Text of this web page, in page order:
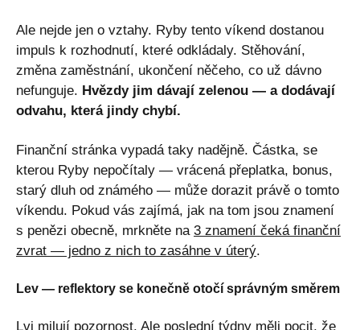
Ale nejde jen o vztahy. Ryby tento víkend dostanou
impuls k rozhodnutí, které odkládaly. Stěhování,
změna zaměstnání, ukončení něčeho, co už dávno
nefunguje. Hvězdy jim dávají zelenou — a dodávají
odvahu, která jindy chybí.
Finanční stránka vypadá taky nadějně. Částka, se
kterou Ryby nepočítaly — vrácená přeplatka, bonus,
starý dluh od známého — může dorazit právě o tomto
víkendu. Pokud vás zajímá, jak na tom jsou znamení
s penězi obecně, mrkněte na 3 znamení čeká finanční
zvrat — jedno z nich to zasáhne v úterý.
Lev — reflektory se konečně otočí správným směrem
Lvi milují pozornost. Ale poslední týdny měli pocit, že